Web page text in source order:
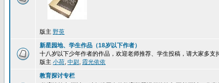
版主 野萸
新星园地、学生作品（18岁以下作者）
十八岁以下少年作者的作品，欢迎老师推荐、学生投稿，请大家多支
版主 小荷, 中尉, 霞光依依
教育探讨专栏